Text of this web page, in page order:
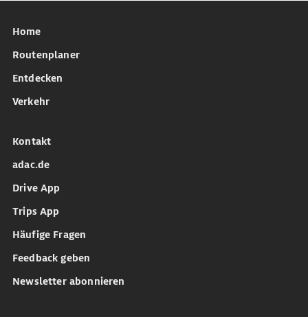
Home
Routenplaner
Entdecken
Verkehr
Kontakt
adac.de
Drive App
Trips App
Häufige Fragen
Feedback geben
Newsletter abonnieren